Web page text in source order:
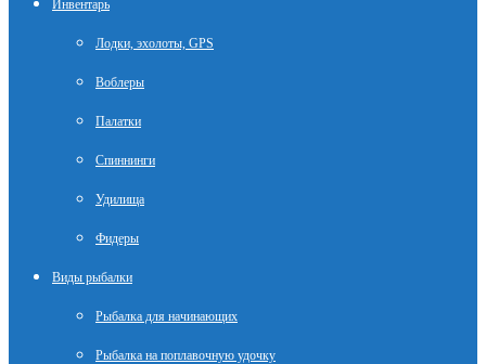
Инвентарь
Лодки, эхолоты, GPS
Воблеры
Палатки
Спиннинги
Удилища
Фидеры
Виды рыбалки
Рыбалка для начинающих
Рыбалка на поплавочную удочку